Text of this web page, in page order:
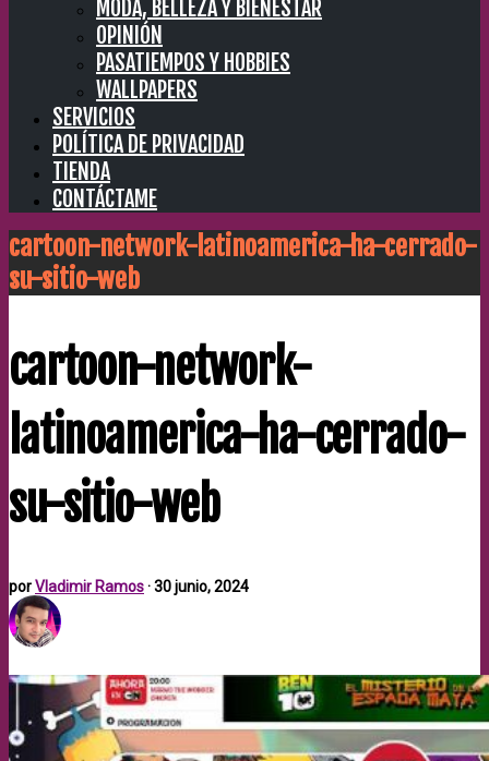
MODA, BELLEZA Y BIENESTAR
OPINIÓN
PASATIEMPOS Y HOBBIES
WALLPAPERS
SERVICIOS
POLÍTICA DE PRIVACIDAD
TIENDA
CONTÁCTAME
cartoon-network-latinoamerica-ha-cerrado-
su-sitio-web
cartoon-network-
latinoamerica-ha-cerrado-
su-sitio-web
porVladimir Ramos·30 junio, 2024